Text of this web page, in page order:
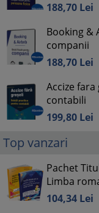
188,70 Lei
Booking &
companii
188,70 Lei
Accize
contabili
199,80 Lei
Top vanzari
Pachet
Limba
104,34 Lei